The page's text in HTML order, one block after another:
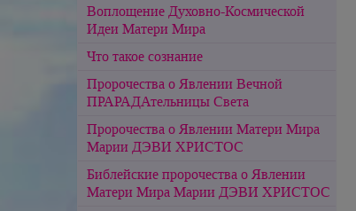
Воплощение Духовно-Космической
Идеи Матери Мира
Что такое сознание
Пророчества о Явлении Вечной
ПРАРАДАтельницы Света
Пророчества о Явлении Матери Мира
Марии ДЭВИ ХРИСТОС
Библейские пророчества о Явлении
Матери Мира Марии ДЭВИ ХРИСТОС